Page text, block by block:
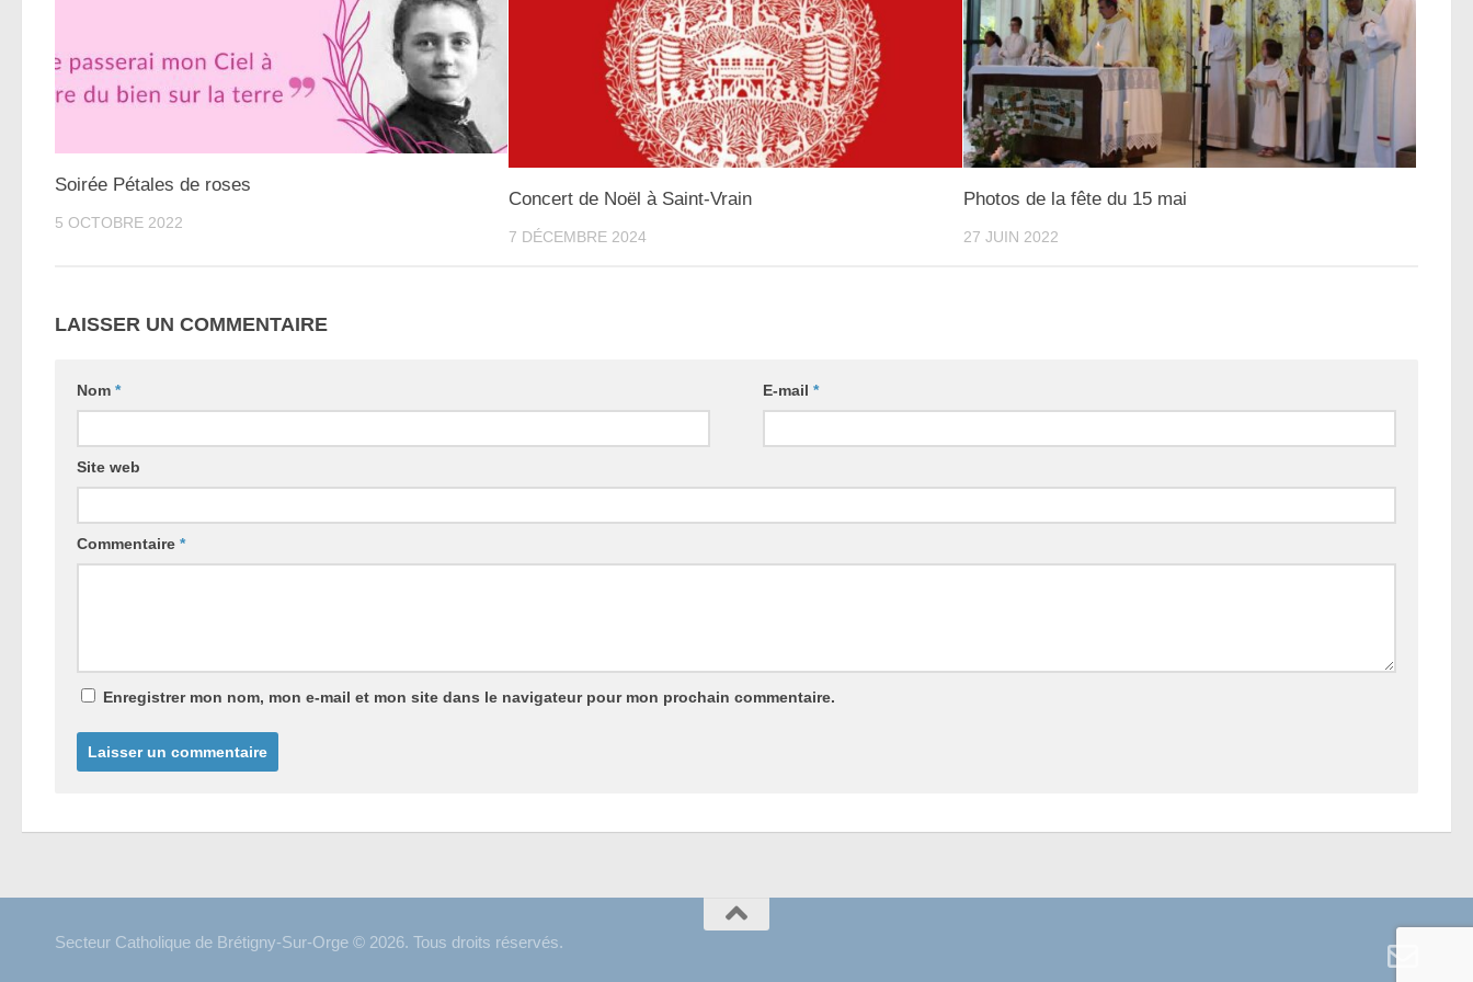
Soirée Pétales de roses
5 OCTOBRE 2022
Concert de Noël à Saint-Vrain
7 DÉCEMBRE 2024
Photos de la fête du 15 mai
27 JUIN 2022
LAISSER UN COMMENTAIRE
Nom * E-mail*
Site web
Commentaire *
Enregistrer mon nom, mon e-mail et mon site dans le navigateur pour mon prochain commentaire.
Secteur Catholique de Brétigny-Sur-Orge © 2026. Tous droits réservés.